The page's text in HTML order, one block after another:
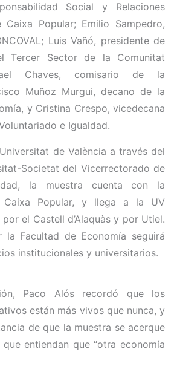
Social y Relaciones
Caixa Popular; Emilio Sampedro,
Luis Vañó, presidente de
Tercer Sector de la Comunitat
Chaves, comisario de la
Muñoz Murgui, decano de la
y Cristina Crespo, vicedecana
e Igualdad.
de València a través del
Societat del Vicerrectorado de
la muestra cuenta con la
Caixa Popular, y llega a la UV
el Castell d’Alaquàs y por Utiel.
la Facultad de Economía seguirá
institucionales y universitarios.
Paco Alós recordó que los
están más vivos que nunca, y
de que la muestra se acerque
entiendan que “otra economía